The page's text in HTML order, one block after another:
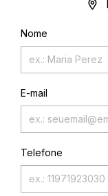
Nome
E-mail
Telefone